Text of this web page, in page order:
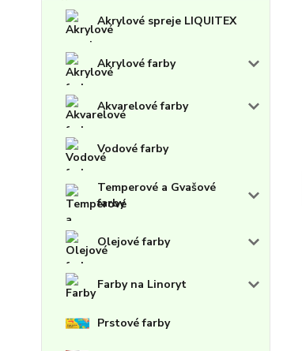
Akrylové spreje LIQUITEX
Akrylové farby
Akvarelové farby
Vodové farby
Temperové a Gvašové
farby
Olejové farby
Farby na Linoryt
Prstové farby